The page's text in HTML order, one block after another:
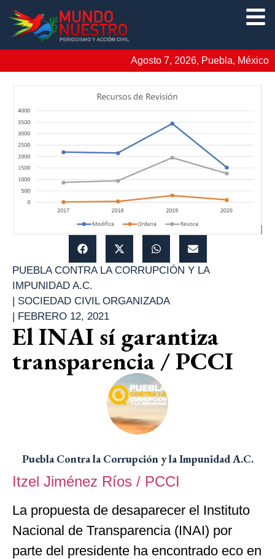
Agosto 7, 2026, Puebla, México
PUEBLA CONTRA LA CORRUPCIÓN Y LA
IMPUNIDAD A.C.
| SOCIEDAD CIVIL ORGANIZADA
| FEBRERO 12, 2021
El INAI sí garantiza
transparencia / PCCI
Puebla Contra la Corrupción y la Impunidad A.C.
Itzel Jiménez Ríos / PCCI
La propuesta de desaparecer el Instituto
Nacional de Transparencia (INAI) por
parte del presidente ha encontrado eco en